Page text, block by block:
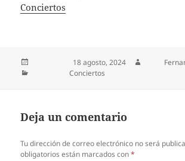
In relation to
Conciertos
18 agosto, 2024
CategoríasConciertos
Deja un comentario
Tu dirección de correo electrónico no será
obligatorios están marcados con*